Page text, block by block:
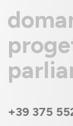
+39 375